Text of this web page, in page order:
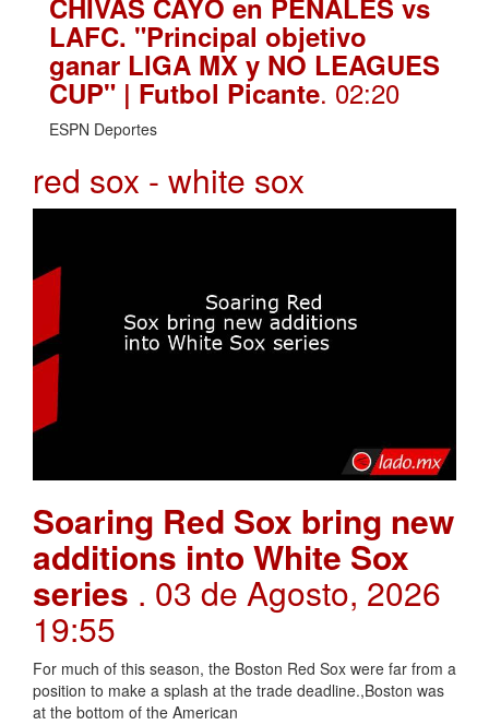
LAFC. "Principal objetivo
ganar LIGA MX y NO LEAGUES
CUP" | Futbol Picante. 02:20
ESPN Deportes
red sox - white sox
Soaring Red Sox bring new
additions into White Sox
series . 03 de Agosto, 2026
19:55
For much of this season, the Boston Red Sox were far from a
position to make a splash at the trade deadline.,Boston was
at the bottom of the American